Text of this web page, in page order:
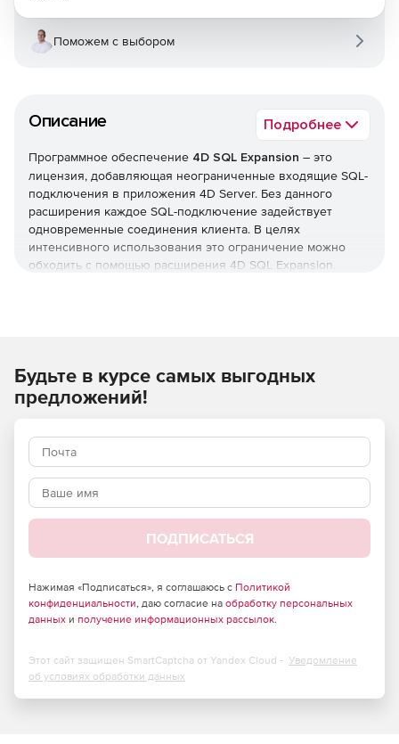
Описание Подробнее
Программное обеспечение 4D SQL Expansion – это
лицензия, добавляющая неограниченные входящие SQL-
подключения в приложения 4D Server. Без данного
расширения каждое SQL-подключение задействует
одновременные соединения клиента. В целях
интенсивного использования это ограничение можно
обходить с помощью расширения 4D SQL Expansion.
использования двух центральных процессоров.
Например, если у сервера 4 процессора, то необходимо 2
лицензии независимо от числа ядер в каждом
Поможем с выбором
Будьте в курсе самых выгодных
предложений!
ПОДПИСАТЬСЯ
Нажимая «Подписаться», я соглашаюсь с Политикой
конфиденциальности, даю согласие на обработку персональных
данных и получение информационных рассылок.
Этот сайт защищен SmartCaptcha от Yandex Cloud - Уведомление
об условиях обработки данных